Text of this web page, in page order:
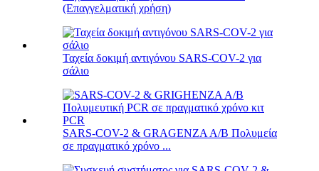
(Επαγγελματική χρήση)
Ταχεία δοκιμή αντιγόνου SARS-COV-2 για
σάλιο
SARS-COV-2 & GRAGENZA A/B Πολυμεία
σε πραγματικό χρόνο ...